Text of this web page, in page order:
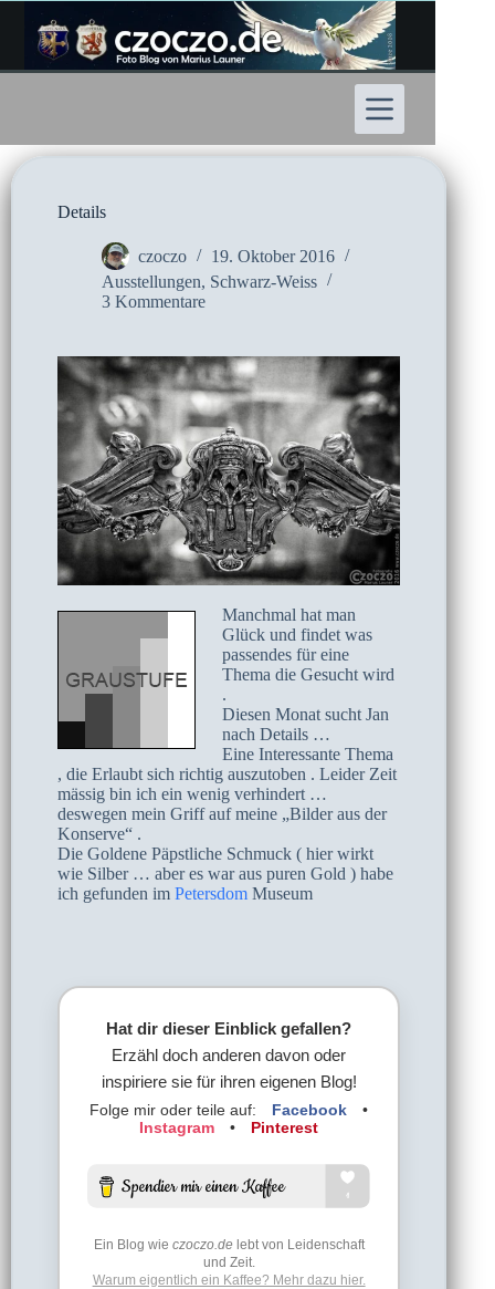
Inhalt
springen
Details
czoczo
19. Oktober 2016
Ausstellungen, Schwarz-Weiss
3 Kommentare
Manchmal hat man
Glück und findet was
passendes für eine
Thema die Gesucht wird
.
Diesen Monat sucht Jan
nach Details …
Eine Interessante Thema
, die Erlaubt sich richtig auszutoben . Leider Zeit
mässig bin ich ein wenig verhindert …
deswegen mein Griff auf meine „Bilder aus der
Konserve“ .
Die Goldene Päpstliche Schmuck ( hier wirkt
wie Silber … aber es war aus puren Gold ) habe
ich gefunden im Petersdom Museum
Hat dir dieser Einblick gefallen?
Erzähl doch anderen davon oder
inspiriere sie für ihren eigenen Blog!
Folge mir oder teile auf: Facebook
•
Instagram
• Pinterest
Ein Blog wie czoczo.delebt von Leidenschaft
und Zeit.
Warum eigentlich ein Kaffee? Mehr dazu hier.